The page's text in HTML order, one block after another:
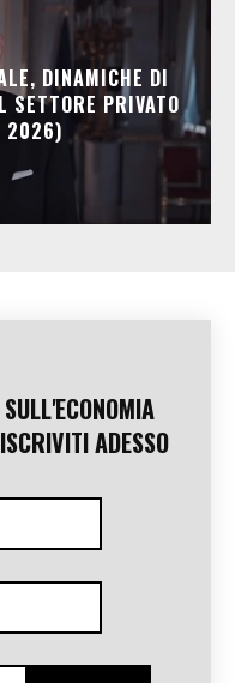
DINAMICHE DI
SETTORE PRIVATO
2026)
ADESSO